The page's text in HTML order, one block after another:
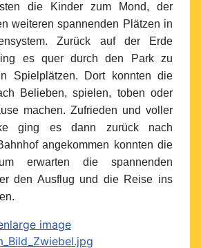
die Kinder zum Mond, der
weiteren spannenden Plätzen in
Zurück auf der Erde
es quer durch den Park zu
Spielplätzen. Dort konnten die
Belieben, spielen, toben oder
machen. Zufrieden und voller
ging es dann zurück nach
angekommen konnten die
erwarten die spannenden
den Ausflug und die Reise ins